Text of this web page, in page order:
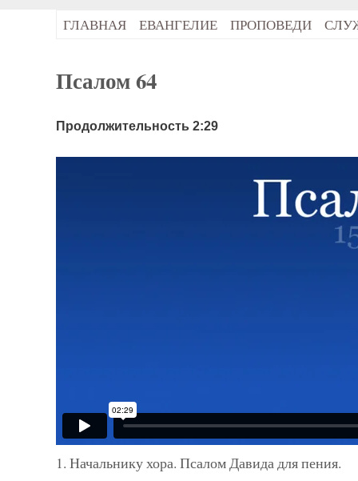
ГЛАВНАЯ ЕВАНГЕЛИЕ ПРОПОВЕДИ
Псалом 64
Продолжительность 2:29
1. Начальнику хора. Псалом Давида для пения.